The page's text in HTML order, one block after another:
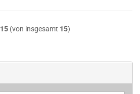
15(von insgesamt 15)